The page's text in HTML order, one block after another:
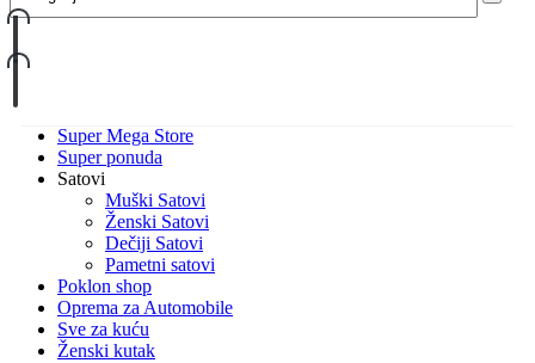
Super Mega Store
Super ponuda
Satovi
Muški Satovi
Ženski Satovi
Dečiji Satovi
Pametni satovi
Poklon shop
Oprema za Automobile
Sve za kuću
Ženski kutak